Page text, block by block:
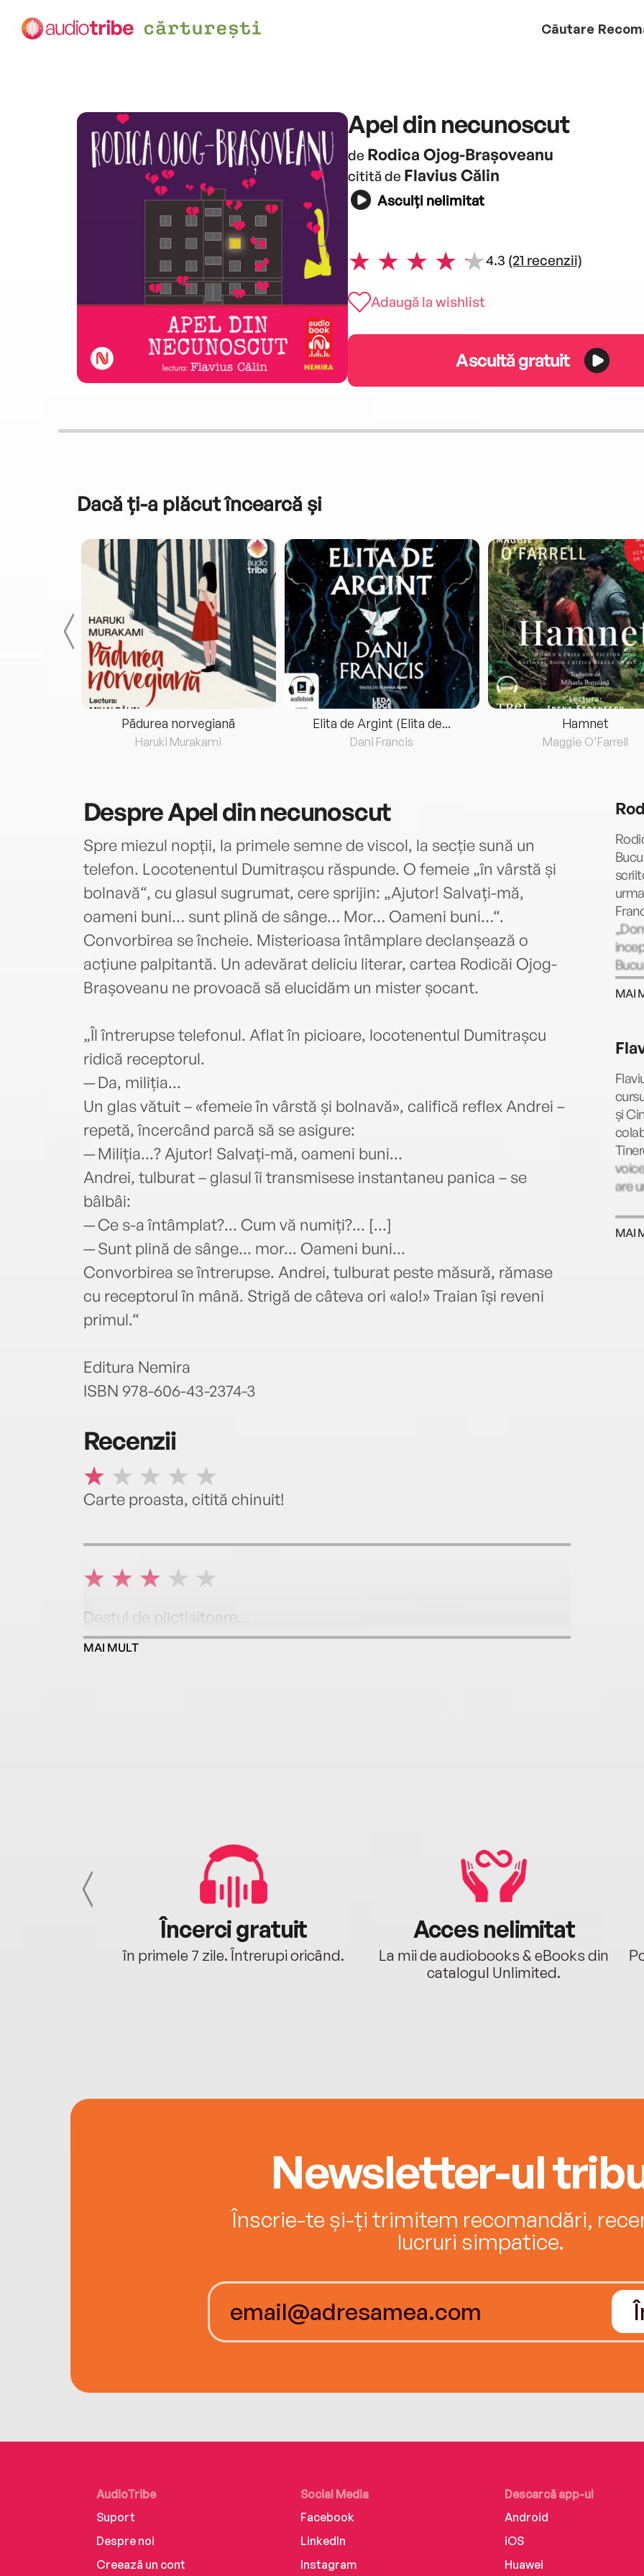
Căutare
Apel din necunoscut
de Rodica Ojog-Brașoveanu
citită de Flavius Călin
Asculți nelimitat
4.3 (21 recenzii)
Adaugă la wishlist
Ascultă gratuit
Dacă ți-a plăcut încearcă și
Pădurea norvegiană
Haruki Murakami
Elita de Argint (Elita de...
Dani Francis
Hamnet
Maggie O'Farrell
DespreApel din necunoscut
Spre miezul nopții, la primele semne de viscol, la secție sună un
telefon. Locotenentul Dumitrașcu răspunde. O femeie „în vârstă și
bolnavă“, cu glasul sugrumat, cere sprijin: „Ajutor! Salvați-mă,
oameni buni… sunt plină de sânge… Mor… Oameni buni…“.
Convorbirea se încheie. Misterioasa întâmplare declanșează o
acțiune palpitantă. Un adevărat deliciu literar, cartea Rodicăi Ojog-
Brașoveanu ne provoacă să elucidăm un mister șocant.
„Îl întrerupse telefonul. Aflat în picioare, locotenentul Dumitrașcu
ridică receptorul.
— Da, miliția...
Un glas vătuit – «femeie în vârstă și bolnavă», califică reflex Andrei –
repetă, încercând parcă să se asigure:
— Miliția...? Ajutor! Salvați-mă, oameni buni...
Andrei, tulburat – glasul îi transmisese instantaneu panica – se
bâlbâi:
— Ce s-a întâmplat?... Cum vă numiți?... [...]
— Sunt plină de sânge... mor... Oameni buni...
Convorbirea se întrerupse. Andrei, tulburat peste măsură, rămase
cu receptorul în mână. Strigă de câteva ori «alo!» Traian își reveni
primul.“
Editura Nemira
ISBN 978-606-43-2374-3
Recenzii
Carte proasta, citită chinuit!
Destul de plictisitoare...
MAI MULT
l-a
ani
dar
Este
MAI
și
are
MAI
Încerci gratuit
în primele 7 zile. Întrerupi oricând.
Acces nelimitat
La mii de audiobooks & eBooks din
catalogul Unlimited.
Newsletter-ul
Înscrie-te și-ți trimitem recomandări,
lucruri simpatice.
AudioTribe
Suport
Despre noi
Creează un cont
Social Media
Facebook
LinkedIn
Instagram
Descarcă app-ul
Android
iOS
Huawei